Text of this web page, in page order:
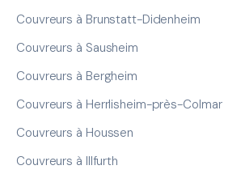
Couvreurs à Brunstatt-Didenheim
Couvreurs à Sausheim
Couvreurs à Bergheim
Couvreurs à Herrlisheim-près-Colmar
Couvreurs à Houssen
Couvreurs à Illfurth